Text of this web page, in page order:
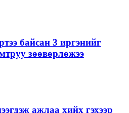
байсан 3 иргэнийг
зөөвөрлөжээ
ажлаа хийх гэхээр